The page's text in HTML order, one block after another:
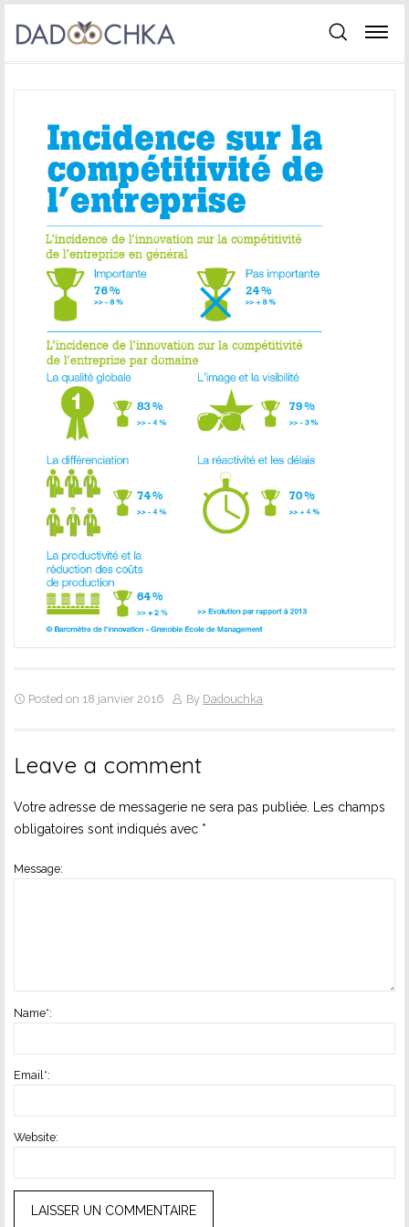
Posted on 18 janvier 2016 By Dadouchka
Leave a comment
Votre adresse de messagerie ne sera pas publiée.
Les champs
obligatoires sont indiqués avec *
Message:
Name*:
Email*:
Website: